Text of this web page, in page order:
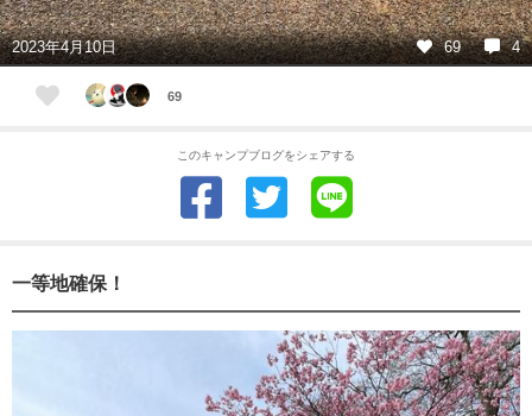
2023年4月10日 69 4
69
このキャンプブログをシェアする
一等地確保！